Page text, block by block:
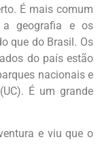
É mais comum
a geografia e os
que do Brasil. Os
do país estão
nacionais e
É um grande
e viu que o